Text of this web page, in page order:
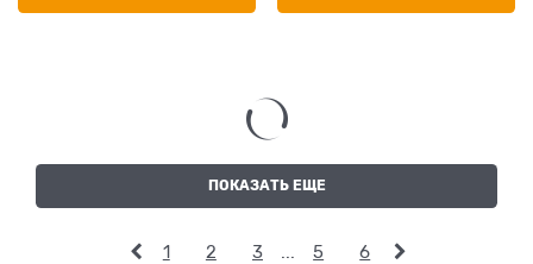
ПОКАЗАТЬ ЕЩЕ
1 2 3 ... 5 6